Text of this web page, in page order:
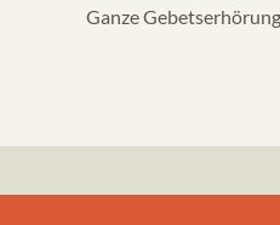
Ganze